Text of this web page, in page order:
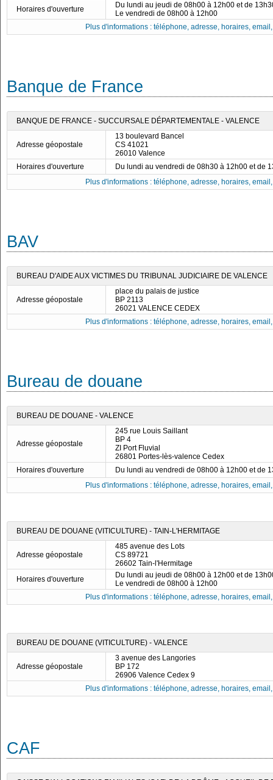
Horaires d'ouverture
Du lundi au jeudi de 08h00 à 12h00 et de
Le vendredi de 08h00 à 12h00
Plus d'informations : téléphone, adresse, horaires,
Banque de France
BANQUE DE FRANCE - SUCCURSALE DÉPARTEMENTALE - VALENCE
Adresse géopostale
13 boulevard Bancel
CS 41021
26010 Valence
Horaires d'ouverture
Du lundi au vendredi de 08h30 à 12h00 et de
Plus d'informations : téléphone, adresse, horaires,
BAV
BUREAU D'AIDE AUX VICTIMES DU TRIBUNAL JUDICIAIRE DE VALENCE
Adresse géopostale
place du palais de justice
BP 2113
26021 VALENCE CEDEX
Plus d'informations : téléphone, adresse, horaires,
Bureau de douane
BUREAU DE DOUANE - VALENCE
Adresse géopostale
245 rue Louis Saillant
BP 4
ZI Port Fluvial
26801 Portes-lès-valence Cedex
Horaires d'ouverture
Du lundi au vendredi de 08h00 à 12h00 et de
Plus d'informations : téléphone, adresse, horaires,
BUREAU DE DOUANE (VITICULTURE) - TAIN-L'HERMITAGE
Adresse géopostale
485 avenue des Lots
CS 89721
26602 Tain-l'Hermitage
Horaires d'ouverture
Du lundi au jeudi de 08h00 à 12h00 et de
Le vendredi de 08h00 à 12h00
Plus d'informations : téléphone, adresse, horaires,
BUREAU DE DOUANE (VITICULTURE) - VALENCE
Adresse géopostale
3 avenue des Langories
BP 172
26906 Valence Cedex 9
Plus d'informations : téléphone, adresse, horaires,
CAF